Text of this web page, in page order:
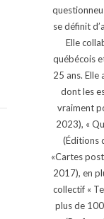
se définit
Elle
québécois
25 ans. Elle
dont les
vraiment
2023), «
(Éditions
«Cartes
2017), en
collectif «
plus de